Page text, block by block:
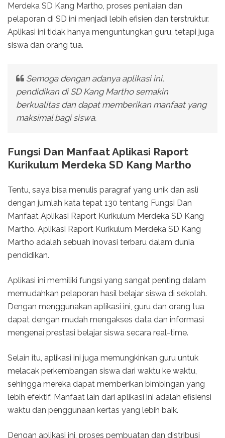
Merdeka SD Kang Martho, proses penilaian dan
pelaporan di SD ini menjadi lebih efisien dan terstruktur.
Aplikasi ini tidak hanya menguntungkan guru, tetapi juga
siswa dan orang tua.
Semoga dengan adanya aplikasi ini,
pendidikan di SD Kang Martho semakin
berkualitas dan dapat memberikan manfaat yang
maksimal bagi siswa.
Fungsi Dan Manfaat Aplikasi Raport
Kurikulum Merdeka SD Kang Martho
Tentu, saya bisa menulis paragraf yang unik dan asli
dengan jumlah kata tepat 130 tentang Fungsi Dan
Manfaat Aplikasi Raport Kurikulum Merdeka SD Kang
Martho. Aplikasi Raport Kurikulum Merdeka SD Kang
Martho adalah sebuah inovasi terbaru dalam dunia
pendidikan.
Aplikasi ini memiliki fungsi yang sangat penting dalam
memudahkan pelaporan hasil belajar siswa di sekolah.
Dengan menggunakan aplikasi ini, guru dan orang tua
dapat dengan mudah mengakses data dan informasi
mengenai prestasi belajar siswa secara real-time.
Selain itu, aplikasi ini juga memungkinkan guru untuk
melacak perkembangan siswa dari waktu ke waktu,
sehingga mereka dapat memberikan bimbingan yang
lebih efektif. Manfaat lain dari aplikasi ini adalah efisiensi
waktu dan penggunaan kertas yang lebih baik.
Dengan aplikasi ini, proses pembuatan dan distribusi